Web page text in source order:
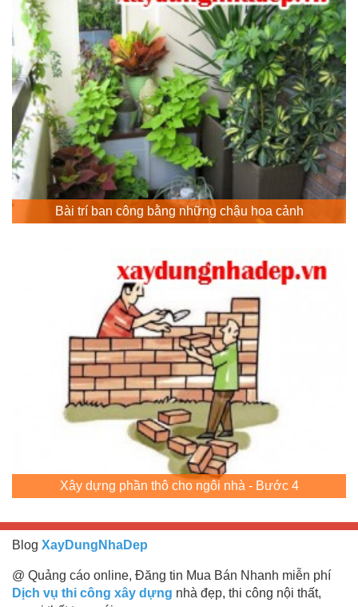
Bài trí ban công bằng những chậu hoa cảnh
Xây dựng phần thô cho ngôi nhà - Bước 4
Blog XayDungNhaDep
@ Quảng cáo online, Đăng tin Mua Bán Nhanh miễn phí
Dịch vụ thi công xây dựng nhà đẹp, thi công nội thất,